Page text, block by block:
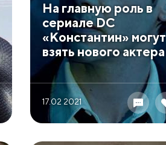
На главную роль в
сериале DC
«Константин» могут
взять нового актера
17.02 2021